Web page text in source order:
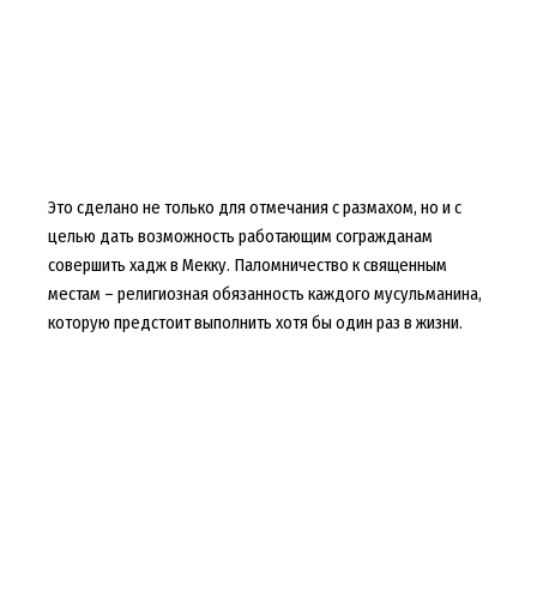
Это сделано не только для отмечания с размахом, но и с
целью дать возможность работающим согражданам
совершить хадж в Мекку. Паломничество к священным
местам – религиозная обязанность каждого мусульманина,
которую предстоит выполнить хотя бы один раз в жизни.